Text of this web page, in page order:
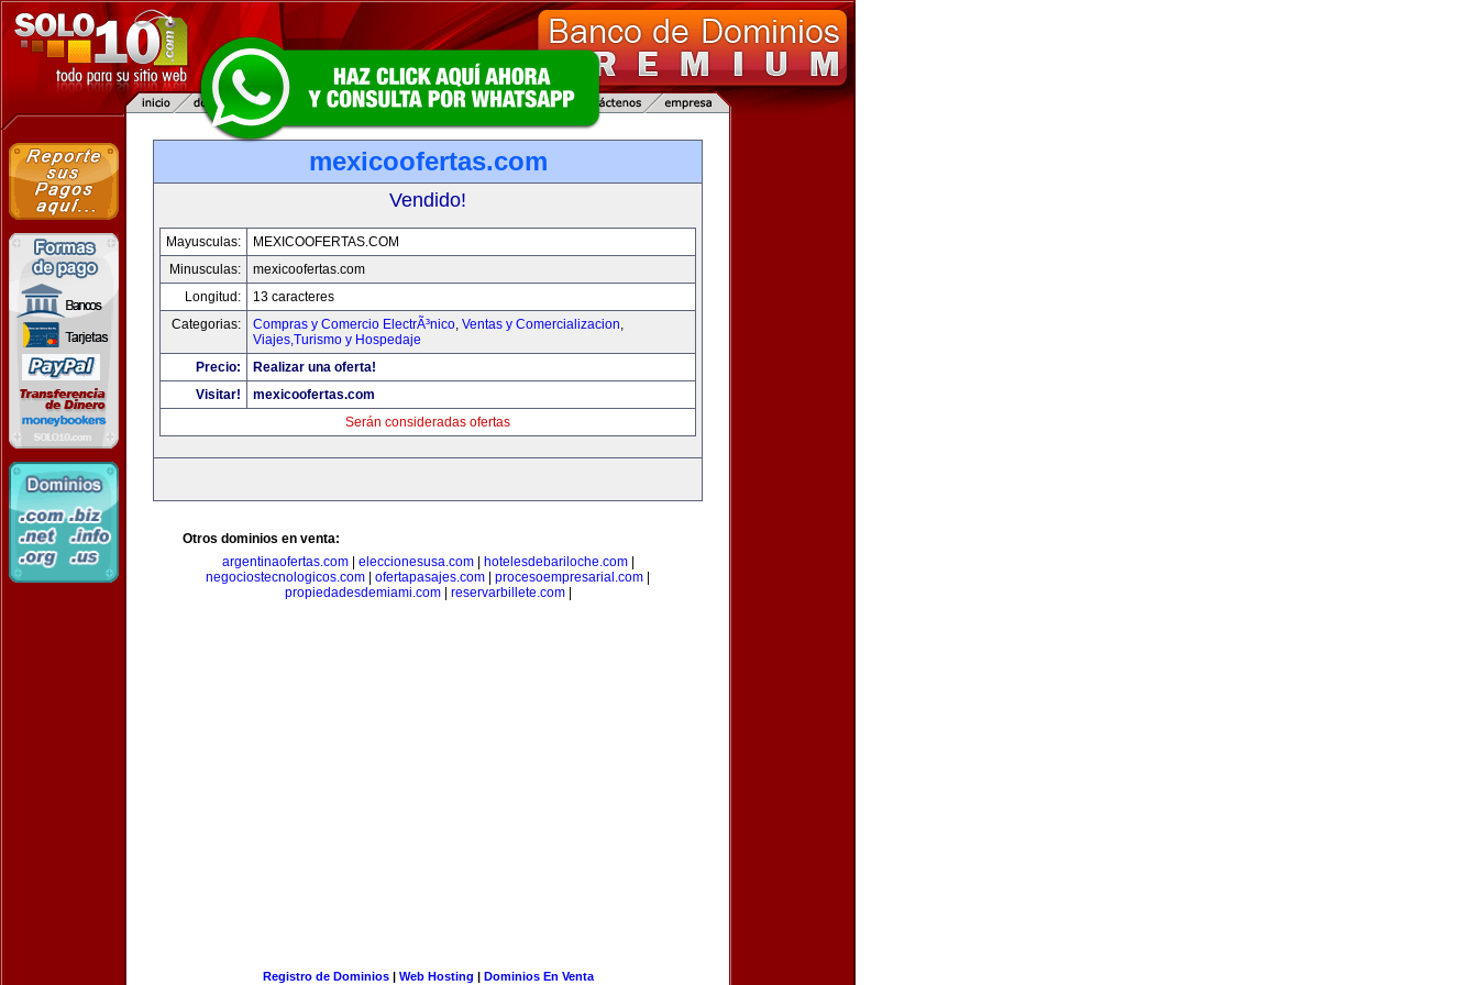
mexicoofertas.com
Vendido!
Mayusculas:
MEXICOOFERTAS.COM
Minusculas:
mexicoofertas.com
Longitud:
13 caracteres
Categorias:
Compras y Comercio ElectrÃ³nico, Ventas y Comercializacion,
Viajes,Turismo y Hospedaje
Precio:
Realizar una oferta!
Visitar!
mexicoofertas.com
Serán consideradas ofertas
Otros dominios en venta:
argentinaofertas.com| eleccionesusa.com| hotelesdebariloche.com|
negociostecnologicos.com
ofertapasajes.com procesoempresarial.com
propiedadesdemiami.com| reservarbillete.com|
Registro de Dominios| Web Hosting | Dominios En Venta